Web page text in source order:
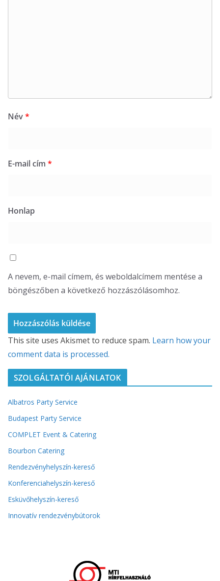
Név*
E-mail cím *
Honlap
A nevem, e-mail címem, és weboldalcímem mentése a
böngészőben a következő hozzászólásomhoz.
This site uses Akismet to reduce spam. Learn how your
comment data is processed.
SZOLGÁLTATÓI AJÁNLATOK
Albatros Party Service
Budapest Party Service
COMPLET Event & Catering
Bourbon Catering
Rendezvényhelyszín-kereső
Konferenciahelyszín-kereső
Esküvőhelyszín-kereső
Innovatív rendezvénybútorok